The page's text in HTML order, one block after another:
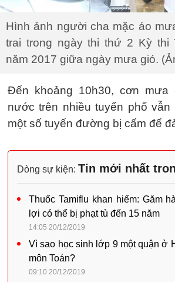
Hình ảnh người cha mặc áo
trai trong ngày thi thứ 2 Kỳ thi
năm 2017 giữa ngày mưa gió.
Đến khoảng 10h30, cơn mưa
nước trên nhiều tuyến phố vẫn
một số tuyến đường bị cấm để
Dòng sự kiện: Tin mới nhất
Thuốc Tamiflu khan hiếm: Găm
lợi có thể bị phạt tù đến 15 năm
14:05 20/12/2019
Vì sao học sinh lớp 9 một quận ở
môn Toán?
09:10 20/12/2019